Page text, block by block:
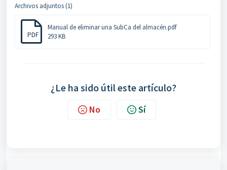
Archivos adjuntos (1)
PDF
Manual de eliminar una SubCa del almacén.pdf
293 KB
¿Le ha sido útil este artículo?
No Sí